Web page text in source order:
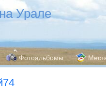
Урале
Фотоальбомы